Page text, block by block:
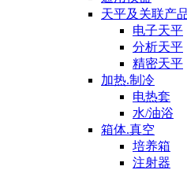
天平及关联产
电子天平
分析天平
精密天平
加热.制冷
电热套
水/油浴
箱体.真空
培养箱
注射器